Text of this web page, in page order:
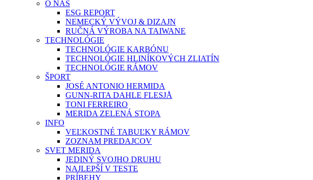
O NÁS
ESG REPORT
NEMECKÝ VÝVOJ & DIZAJN
RUČNÁ VÝROBA NA TAIWANE
TECHNOLÓGIE
TECHNOLÓGIE KARBÓNU
TECHNOLÓGIE HLINÍKOVÝCH ZLIATÍN
TECHNOLÓGIE RÁMOV
ŠPORT
JOSÉ ANTONIO HERMIDA
GUNN-RITA DAHLE FLESJÅ
TONI FERREIRO
MERIDA ZELENÁ STOPA
INFO
VEĽKOSTNÉ TABUĽKY RÁMOV
ZOZNAM PREDAJCOV
SVET MERIDA
JEDINÝ SVOJHO DRUHU
NAJLEPŠÍ V TESTE
PRÍBEHY